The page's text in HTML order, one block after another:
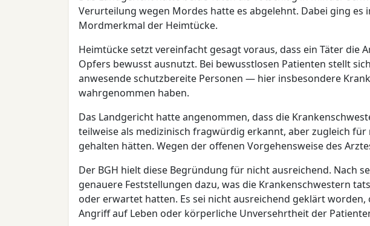
Verurteilung wegen Mordes hatte es abgelehnt. Dabei ging es
Mordmerkmal der Heimtücke.
Heimtücke setzt vereinfacht gesagt voraus, dass ein Täter die
Opfers bewusst ausnutzt. Bei bewusstlosen Patienten stellt
anwesende schutzbereite Personen — hier insbesondere
wahrgenommen haben.
Das Landgericht hatte angenommen, dass die
teilweise als medizinisch fragwürdig erkannt, aber zugleich
gehalten hätten. Wegen der offenen Vorgehensweise des
Der BGH hielt diese Begründung für nicht ausreichend. Nach
genauere Feststellungen dazu, was die Krankenschwestern
oder erwartet hatten. Es sei nicht ausreichend geklärt
Angriff auf Leben oder körperliche Unversehrtheit der